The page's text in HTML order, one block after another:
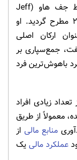
شده است. اصطلاح جمع‌سپاری توسط جف ­هاو (Jeff
Howe) در کتابی با همین به سال ۲۰۰۶ مطرح گردید. او
ارکان اصلی
جمع­‌سپاری بر
باهوش­‌ترین فرد
زیادی افراد
معمولاً از طریق
منابع مالی از
عملکرد مالی یک